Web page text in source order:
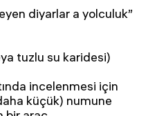
diyarlar a yolculuk”
tuzlu su karidesi)
incelenmesi için
küçük) numune